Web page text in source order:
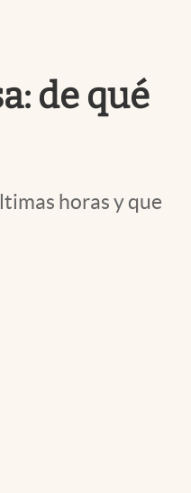
de qué
horas y que